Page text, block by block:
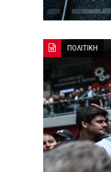
ΠΟΛΙΤΙΚΗ